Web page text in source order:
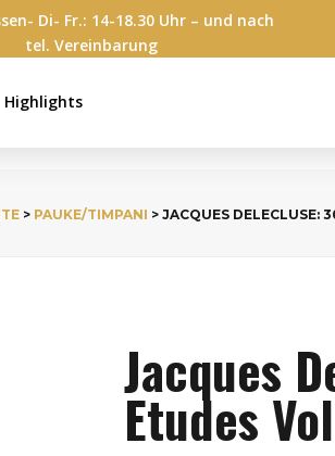
Di- Fr.: 14-18.30 Uhr – und nach
tel. Vereinbarung
Highlights
> PAUKE/TIMPANI > JACQUES DELECLUSE:
Jacques
Etudes